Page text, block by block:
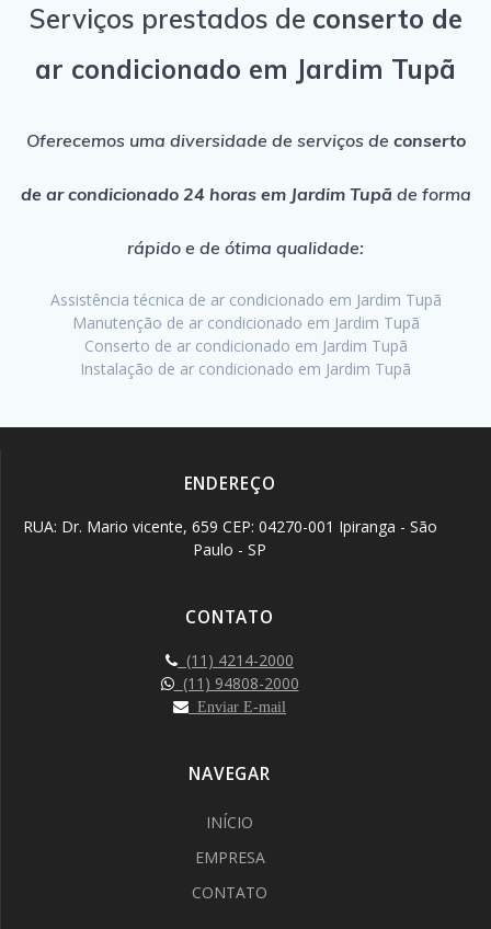
Serviços prestados de conserto de
ar condicionado em Jardim Tupã
Oferecemos uma diversidade de serviços de conserto
de ar condicionado 24 horas em Jardim Tupã de forma
rápido e de ótima qualidade:
Assistência técnica de ar condicionado em Jardim Tupã
Manutenção de ar condicionado em Jardim Tupã
Conserto de ar condicionado em Jardim Tupã
Instalação de ar condicionado em Jardim Tupã
ENDEREÇO
RUA: Dr. Mario vicente, 659 CEP: 04270-001 Ipiranga - São
Paulo - SP
CONTATO
(11) 4214-2000
(11) 94808-2000
Enviar E-mail
NAVEGAR
INÍCIO
EMPRESA
CONTATO